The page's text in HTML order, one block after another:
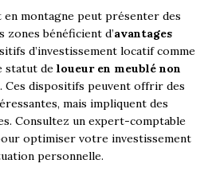
en montagne peut présenter des
bénéficient d’avantages
d’investissement locatif comme
statut de loueur en meublé non
. Ces dispositifs peuvent offrir des
mais impliquent des
Consultez un expert-comptable
optimiser votre investissement
personnelle.